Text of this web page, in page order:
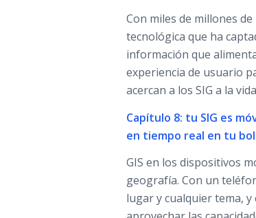
Con miles de millones
tecnológica que ha
información que
experiencia de usuario
acercan a los SIG a la
Capítulo 8: tu SIG es
en tiempo real en tu
GIS en los dispositivos
geografía. Con un
lugar y cualquier tema,